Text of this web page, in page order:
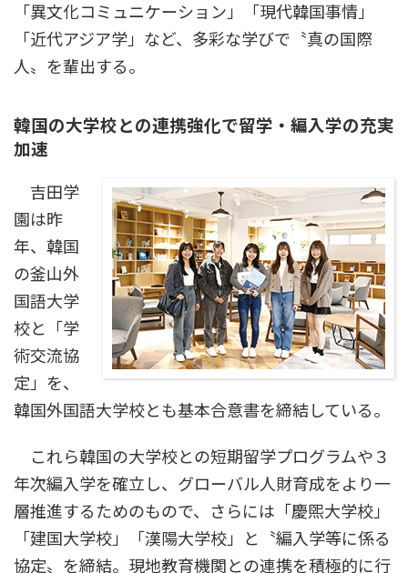
「異文化コミュニケーション」「現代韓国事情」
「近代アジア学」など、多彩な学びで〝真の国際
人〟を輩出する。
韓国の大学校との連携強化で留学・編入学の充実
加速
吉田学
園は昨
年、韓国
の釜山外
国語大学
校と「学
術交流協
定」を、
韓国外国語大学校とも基本合意書を締結している。
これら韓国の大学校との短期留学プログラムや３
年次編入学を確立し、グローバル人財育成をより一
層推進するためのもので、さらには「慶煕大学校」
「建国大学校」「漢陽大学校」と〝編入学等に係る
協定〟を締結。現地教育機関との連携を積極的に行